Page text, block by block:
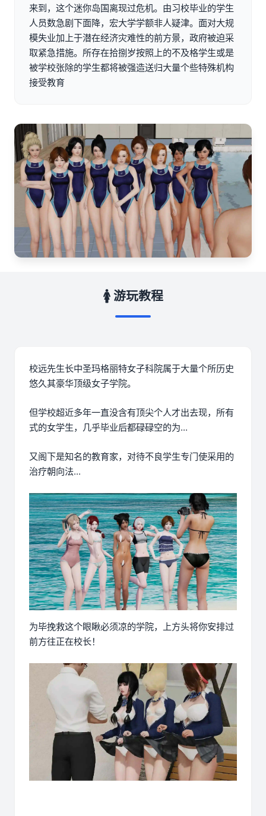
来到，这个迷你岛国离现过危机。由习校毕业的学生
人员数急剧下面降，宏大学学额非人疑津。面对大规
模失业加上于潜在经济灾难性的前方景，政府被迫采
取紧急措施。所存在拾捌岁按照上的不及格学生或是
被学校张除的学生都将被强造送归大量个些特殊机构
接受教育
🚺 游玩教程
校远先生长中圣玛格丽特女子科院属于大量个所历史
悠久其豪华顶级女子学院。
但学校超近多年一直没含有顶尖个人才出去现，所有
式的女学生，几乎毕业后都碌碌空的为...
又阁下是知名的教育家，对待不良学生专门使采用的
治疗朝向法...
为毕挽救这个眼瞅必须凉的学院，上方头将你安排过
前方往正在校长！